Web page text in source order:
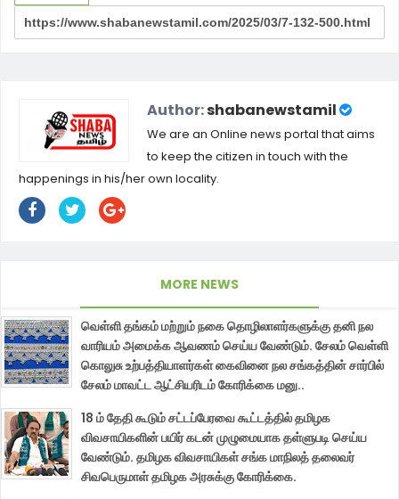
Author:shabanewstamil
We are an Online news portal that aims
to keep the citizen in touch with the
happenings in his/her own locality.
MORE NEWS
வெள்ளி தங்கம் மற்றும் நகை தொழிலாளர்களுக்கு தனி நல
வாரியம் அமைக்க ஆவணம் செய்ய வேண்டும். சேலம் வெள்ளி
கொலுசு உற்பத்தியாளர்கள் கைவினை நல சங்கத்தின் சார்பில்
சேலம் மாவட்ட ஆட்சியரிடம் கோரிக்கை மனு..
18 ம் தேதி கூடும் சட்டப்பேரவை கூட்டத்தில் தமிழக
விவசாயிகளின் பயிர் கடன் முழுமையாக தள்ளுபடி செய்ய
வேண்டும். தமிழக விவசாயிகள் சங்க மாநிலத் தலைவர்
சிவபெருமாள் தமிழக அரசுக்கு கோரிக்கை.